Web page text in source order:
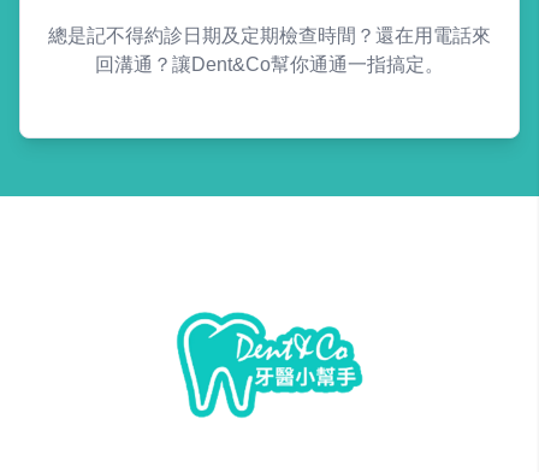
總是記不得約診日期及定期檢查時間？還在用電話來
回溝通？讓Dent&Co幫你通通一指搞定。